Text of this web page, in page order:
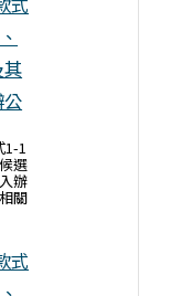
1-1
選
辦
關